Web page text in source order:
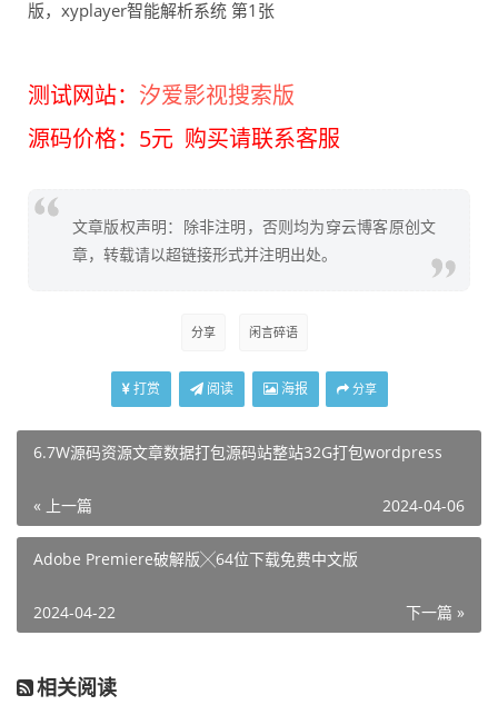
测试网站： 汐爱影视搜索版
源码价格：5元 购买请联系客服
文章版权声明：除非注明，否则均为穿云博客原创文
章，转载请以超链接形式并注明出处。
分享 闲言碎语
打赏 阅读 海报 分享
6.7W源码资源文章数据打包源码站整站32G打包wordpress
« 上一篇 2024-04-06
Adobe Premiere破解版╳64位下载免费中文版
下一篇 »
2024-04-22
相关阅读